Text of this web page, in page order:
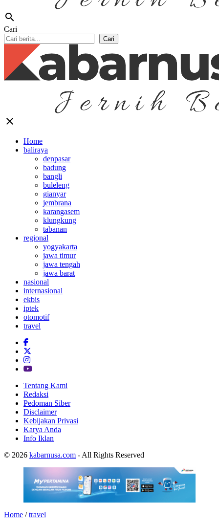
search
Cari
Cari
close
Home
baliraya
denpasar
badung
bangli
buleleng
gianyar
jembrana
karangasem
klungkung
tabanan
regional
yogyakarta
jawa timur
jawa tengah
jawa barat
nasional
internasional
ekbis
iptek
otomotif
travel
Tentang Kami
Redaksi
Pedoman Siber
Disclaimer
Kebijakan Privasi
Karya Anda
Info Iklan
© 2026 kabarnusa.com - All Rights Reserved
Home /travel